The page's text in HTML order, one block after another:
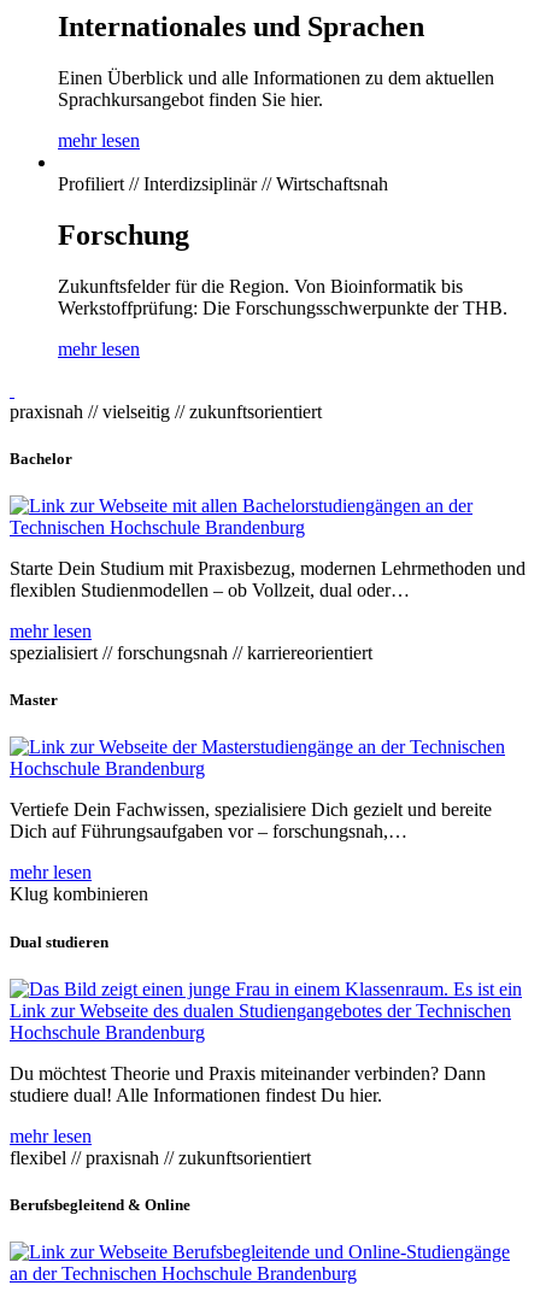
Internationales und Sprachen
Einen Überblick und alle Informationen zu dem aktuellen
Sprachkursangebot finden Sie hier.
mehr lesen
Profiliert // Interdizsiplinär // Wirtschaftsnah
Forschung
Zukunftsfelder für die Region. Von Bioinformatik bis
Werkstoffprüfung: Die Forschungsschwerpunkte der THB.
mehr lesen
praxisnah // vielseitig // zukunftsorientiert
Bachelor
Starte Dein Studium mit Praxisbezug, modernen Lehrmethoden und
flexiblen Studienmodellen – ob Vollzeit, dual oder…
mehr lesen
spezialisiert // forschungsnah // karriereorientiert
Master
Vertiefe Dein Fachwissen, spezialisiere Dich gezielt und bereite
Dich auf Führungsaufgaben vor – forschungsnah,…
mehr lesen
Klug kombinieren
Dual studieren
Du möchtest Theorie und Praxis miteinander verbinden? Dann
studiere dual! Alle Informationen findest Du hier.
mehr lesen
flexibel // praxisnah // zukunftsorientiert
Berufsbegleitend & Online